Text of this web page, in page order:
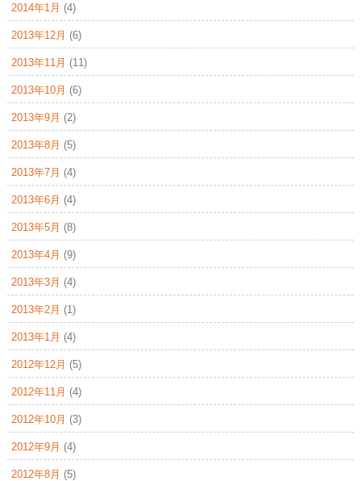
2014年1月 (4)
2013年12月 (6)
2013年11月 (11)
2013年10月 (6)
2013年9月 (2)
2013年8月 (5)
2013年7月 (4)
2013年6月 (4)
2013年5月 (8)
2013年4月 (9)
2013年3月 (4)
2013年2月 (1)
2013年1月 (4)
2012年12月 (5)
2012年11月 (4)
2012年10月 (3)
2012年9月 (4)
2012年8月 (5)